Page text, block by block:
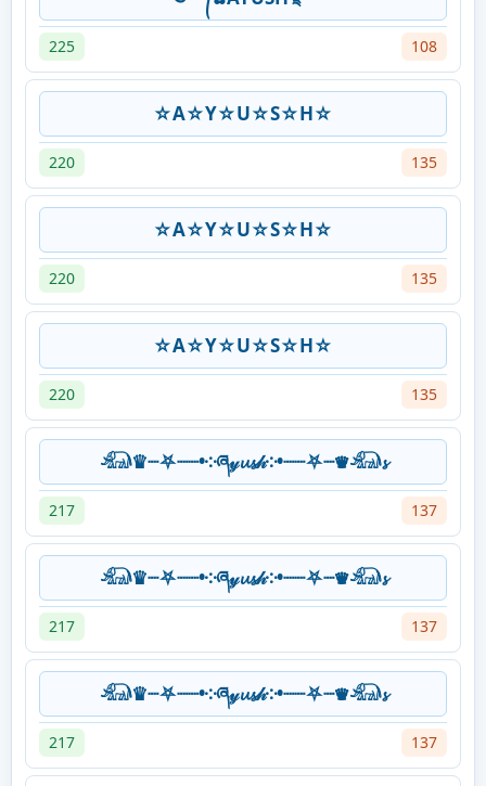
225 108
☆A☆Y☆U☆S☆H☆
220 135
☆A☆Y☆U☆S☆H☆
220 135
☆A☆Y☆U☆S☆H☆
220 135
𓃰♛┈⛧┈┈•༶ཞ𝓎𝓾𝓼𝒽༶•┈┈⛧┈♛𓃰𝓼
217 137
𓃰♛┈⛧┈┈•༶ཞ𝓎𝓾𝓼𝒽༶•┈┈⛧┈♛𓃰𝓼
217 137
𓃰♛┈⛧┈┈•༶ཞ𝓎𝓾𝓼𝒽༶•┈┈⛧┈♛𓃰𝓼
217 137